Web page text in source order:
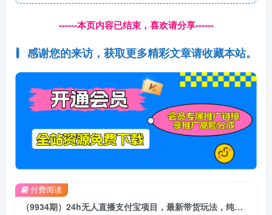
------本页内容已结束，喜欢请分享------
感谢您的来访，获取更多精彩文章请收藏本站。
（9934期）24h无人直播支付宝项目，最新带货玩法，纯躺赚实测日入500+
付费阅读